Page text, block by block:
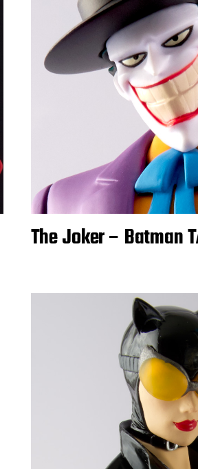
The Joker – Batman